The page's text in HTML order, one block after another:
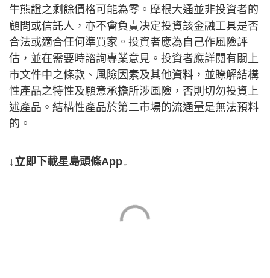
牛熊證之剩餘價格可能為零。摩根大通並非投資者的
顧問或信託人，亦不會負責决定投資該金融工具是否
合法或適合任何準買家。投資者應為自己作風險評
估，並在需要時諮詢專業意見。投資者應詳閱有關上
市文件中之條款、風險因素及其他資料，並瞭解結構
性產品之特性及願意承擔所涉風險，否則切勿投資上
述產品。結構性產品於第二市場的流通量是無法預料
的。
↓立即下載星島頭條App↓